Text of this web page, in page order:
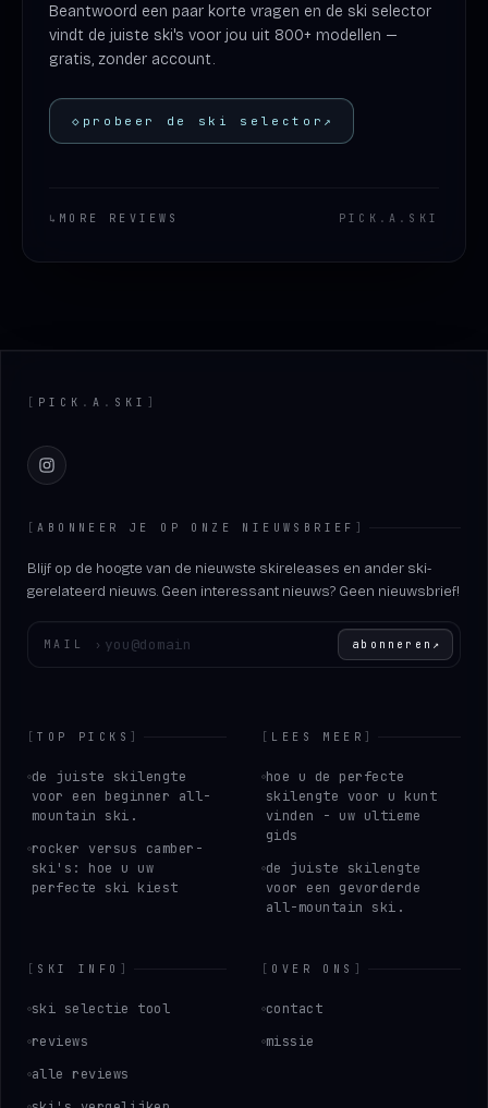
Beantwoord een paar korte vragen en de ski selector
vindt de juiste ski's voor jou uit 800+ modellen —
gratis, zonder account.
◇ probeer de ski selector ↗
↳ MORE REVIEWS PICK . A . SKI
[ PICK . A . SKI ]
Instagram
[ABONNEER JE OP ONZE NIEUWSBRIEF ]
Blijf op de hoogte van de nieuwste skireleases en ander ski-
gerelateerd nieuws. Geen interessant nieuws? Geen nieuwsbrief!
MAIL › abonneren ↗
[TOP PICKS ]
de juiste skilengte
voor een beginner all-
mountain ski.
rocker versus camber-
ski's: hoe u uw
perfecte ski kiest
[ LEES MEER ]
hoe u de perfecte
skilengte voor u kunt
vinden - uw ultieme
gids
de juiste skilengte
voor een gevorderde
all-mountain ski.
[ SKI INFO ]
ski selectie tool
reviews
alle reviews
[ OVER ONS ]
contact
missie